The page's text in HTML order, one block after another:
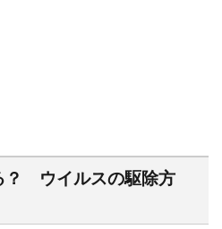
？ ウイルスの駆除方